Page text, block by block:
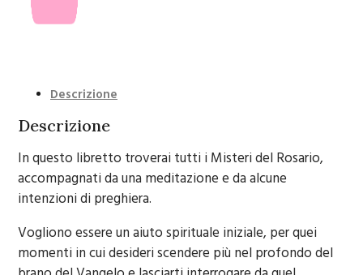
Descrizione
Descrizione
In questo libretto troverai tutti i Misteri del Rosario,
accompagnati da una meditazione e da alcune
intenzioni di preghiera.
Vogliono essere un aiuto spirituale iniziale, per quei
momenti in cui desideri scendere più nel profondo del